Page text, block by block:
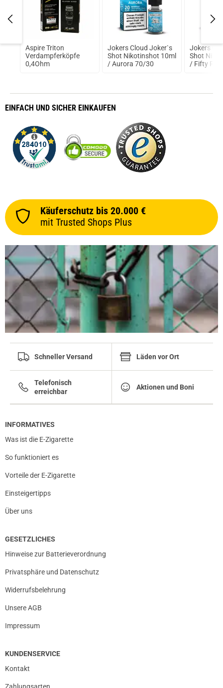
prev
Aspire Triton
Verdampferköpfe
0,4Ohm
Jokers Cloud Joker`s
Shot Nikotinshot 10ml
/ Aurora 70/30
Jokers
Shot
/ Fifty Fifty
EINFACH UND SICHER EINKAUFEN
Käuferschutz bis 20.000 €
mit Trusted Shops Plus
Schneller Versand Läden vor Ort
Telefonisch
erreichbar
Aktionen und Boni
INFORMATIVES
Was ist die E-Zigarette
So funktioniert es
Vorteile der E-Zigarette
Einsteigertipps
Über uns
GESETZLICHES
Hinweise zur Batterieverordnung
Privatsphäre und Datenschutz
Widerrufsbelehrung
Unsere AGB
Impressum
KUNDENSERVICE
Kontakt